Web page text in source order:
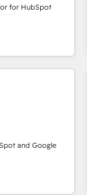
for HubSpot
and Google